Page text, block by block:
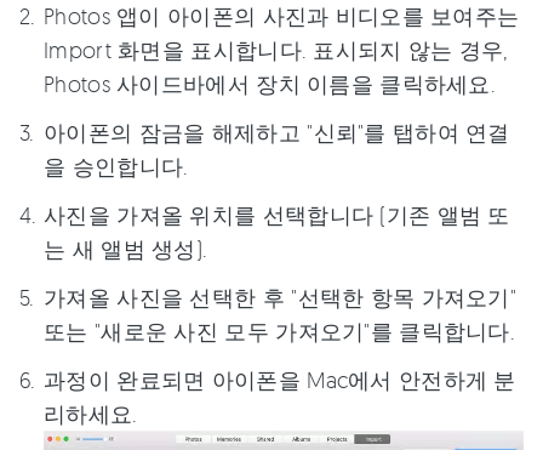
Photos 앱이 아이폰의 사진과 비디오를 보여주는
Import 화면을 표시합니다. 표시되지 않는 경우,
Photos 사이드바에서 장치 이름을 클릭하세요.
아이폰의 잠금을 해제하고 "신뢰"를 탭하여 연결
을 승인합니다.
사진을 가져올 위치를 선택합니다 (기존 앨범 또
는 새 앨범 생성).
가져올 사진을 선택한 후 "선택한 항목 가져오기"
또는 "새로운 사진 모두 가져오기"를 클릭합니다.
과정이 완료되면 아이폰을 Mac에서 안전하게 분
리하세요.